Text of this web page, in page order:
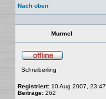
Nach oben
Murmel
Schreiberling
Registriert: 10 Aug 2007, 23:47
Beiträge: 262